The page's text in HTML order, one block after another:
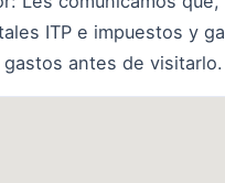
ITP e impuestos y
antes de visitarlo.